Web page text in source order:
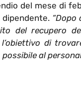
del mese di
dipendente.
del recupero
di
al